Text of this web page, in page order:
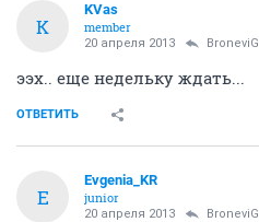
K
KVas
member
20 апреля 2013 BroneviG
ээх.. еще недельку ждать...
ОТВЕТИТЬ
E
Evgenia_KR
junior
20 апреля 2013 BroneviG